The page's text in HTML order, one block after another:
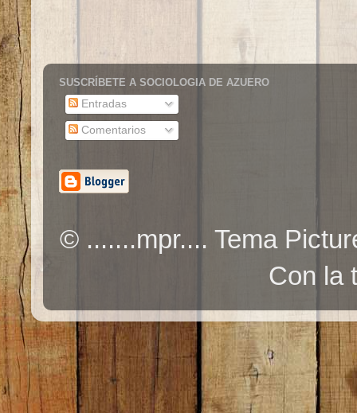
SUSCRÍBETE A SOCIOLOGIA DE AZUERO
Entradas
Comentarios
© .......mpr.... Tema
Con la